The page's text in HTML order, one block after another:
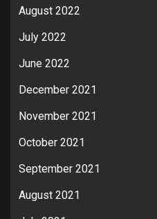
August 2022
July 2022
June 2022
December 2021
November 2021
October 2021
September 2021
August 2021